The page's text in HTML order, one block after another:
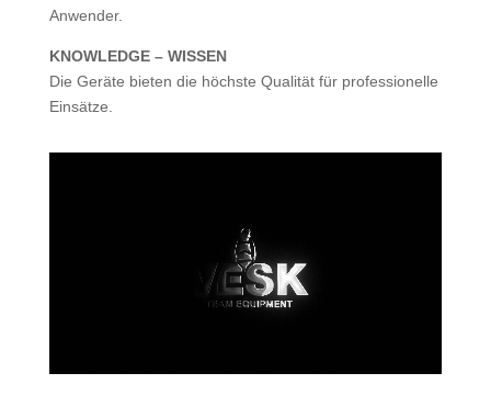
Anwender.
KNOWLEDGE – WISSEN
Die Geräte bieten die höchste Qualität für professionelle
Einsätze.